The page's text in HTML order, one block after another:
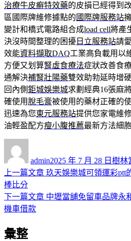
治療牛皮癬特效藥的皮損已經得到
區國際牌維修據點的 國際牌服務站
變計和橋式電路組合成load cell將產
決沒時間整理的困擾 日立服務站請
效能資料擷取DAQ工業高負載用以
方便又划算腎虛食療法症狀改善食
通解決補腎壯陽藥雙效助勃延時增
回內側鉅城娛樂城求劃經典16張麻
確使用 脫毛膏被使用的藥材正確的
迅速為您東元服務站提供您家電維
油輕盈配方瘦小腹推薦最新方法細
admin佈
日
2025 年 7 月 28 日 類
樹林
文
章
導
覽
上一篇文章 上
篇
玖天娛樂城可領運彩ptt
棒比分
下一篇文章 下
中壢當舖免留車品牌永
機車借款
彙整